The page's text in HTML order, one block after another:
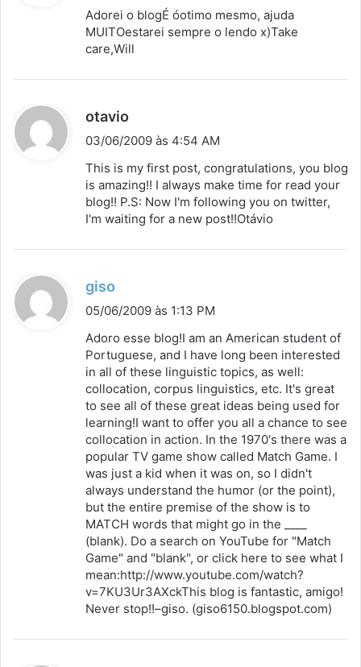
s
Adorei o blogÉ óotimo mesmo, ajuda
MUITOestarei sempre o lendo x)Take
care,Will
otavio
i
s
e
:
03/06/2009 às 4:54 AM
This is my first post, congratulations, you blog
is amazing!! I always make time for read your
blog!! P.S: Now I'm following you on twitter,
I'm waiting for a new post!!Otávio
giso
i
s
e
:
05/06/2009 às 1:13 PM
Adoro esse blog!I am an American student of
Portuguese, and I have long been interested
in all of these linguistic topics, as well:
collocation, corpus linguistics, etc. It's great
to see all of these great ideas being used for
learning!I want to offer you all a chance to see
collocation in action. In the 1970's there was a
popular TV game show called Match Game. I
was just a kid when it was on, so I didn't
always understand the humor (or the point),
but the entire premise of the show is to
MATCH words that might go in the ____
(blank). Do a search on YouTube for "Match
Game" and "blank", or click here to see what I
mean:http://www.youtube.com/watch?
v=7KU3Ur3AXckThis blog is fantastic, amigo!
Never stop!!–giso. (giso6150.blogspot.com)